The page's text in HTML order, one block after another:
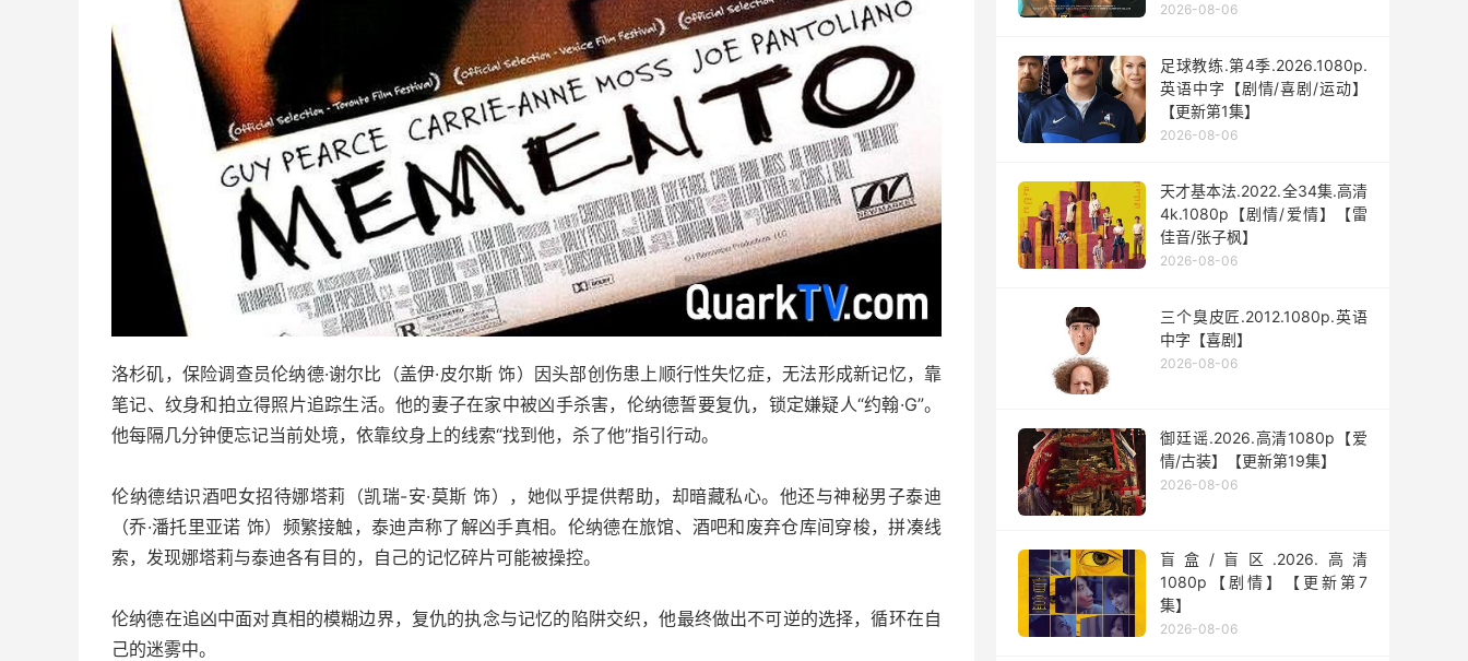
洛杉矶，保险调查员伦纳德·谢尔比（盖伊·皮尔斯 饰）因头部创伤患上顺行性失忆症，无法形成新记忆，靠
笔记、纹身和拍立得照片追踪生活。他的妻子在家中被凶手杀害，伦纳德誓要复仇，锁定嫌疑人“约翰·G”。
他每隔几分钟便忘记当前处境，依靠纹身上的线索“找到他，杀了他”指引行动。
伦纳德结识酒吧女招待娜塔莉（凯瑞-安·莫斯 饰），她似乎提供帮助，却暗藏私心。他还与神秘男子泰迪
（乔·潘托里亚诺 饰）频繁接触，泰迪声称了解凶手真相。伦纳德在旅馆、酒吧和废弃仓库间穿梭，拼凑线
索，发现娜塔莉与泰迪各有目的，自己的记忆碎片可能被操控。
伦纳德在追凶中面对真相的模糊边界，复仇的执念与记忆的陷阱交织，他最终做出不可逆的选择，循环在自
己的迷雾中。
2026-08-06
足球教练.第4季.2026.1080p.
英语中字【剧情/喜剧/运动】
【更新第1集】
2026-08-06
天才基本法.2022.全34集.高清
4k.1080p【剧情/爱情】【雷
佳音/张子枫】
2026-08-06
三个臭皮匠.2012.1080p.英语
中字【喜剧】
2026-08-06
御廷谣.2026.高清1080p【爱
情/古装】【更新第19集】
2026-08-06
盲盒/盲区.2026.高清
1080p【剧情】【更新第7
集】
2026-08-06